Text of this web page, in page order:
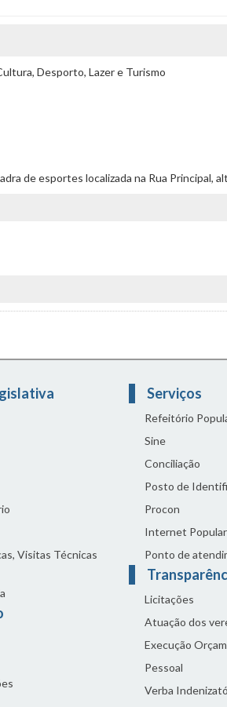
Desporto, Lazer e Turismo
de esportes localizada na Rua Principal,
Visitas Técnicas
Serviços
Refeitório
Sine
Conciliação
Posto de
Procon
Internet Popular
Ponto de
Licitações
Atuação dos
Execução
Pessoal
Verba